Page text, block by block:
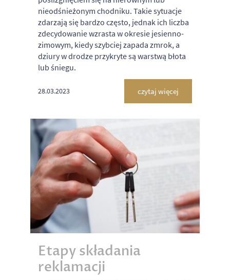
nieodśnieżonym chodniku. Takie sytuacje
zdarzają się bardzo często, jednak ich liczba
zdecydowanie wzrasta w okresie jesienno-
zimowym, kiedy szybciej zapada zmrok, a
dziury w drodze przykryte są warstwą błota
lub śniegu.
28.03.2023 czytaj więcej
Etapy składania
reklamacji